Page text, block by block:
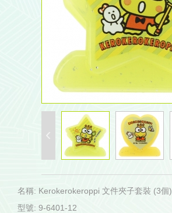
名稱: Kerokerokeroppi 文件夾子套裝 (3個)
型號: 9-6401-12